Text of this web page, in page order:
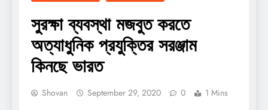
সুরক্ষা ব্যবস্থা মজবুত করতে
অত্যাধুনিক প্রযুক্তির সরঞ্জাম
কিনছে ভারত
Shovan September 29, 2020 0 1 Mins